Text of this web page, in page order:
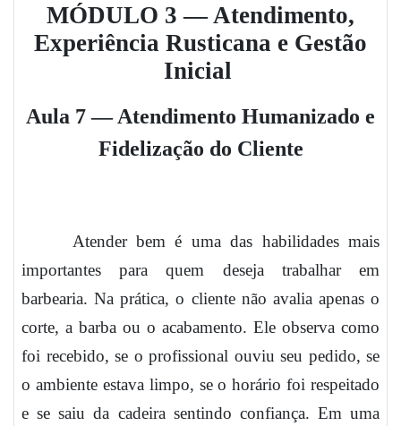
MÓDULO 3 — Atendimento,
Experiência Rusticana e Gestão
Inicial
Aula 7 — Atendimento Humanizado e
Fidelização do Cliente
Atender bem é uma das habilidades mais
importantes para quem deseja trabalhar em
barbearia. Na prática, o cliente não avalia apenas o
corte, a barba ou o acabamento. Ele observa como
foi recebido, se o profissional ouviu seu pedido, se
o ambiente estava limpo, se o horário foi respeitado
e se saiu da cadeira sentindo confiança. Em uma